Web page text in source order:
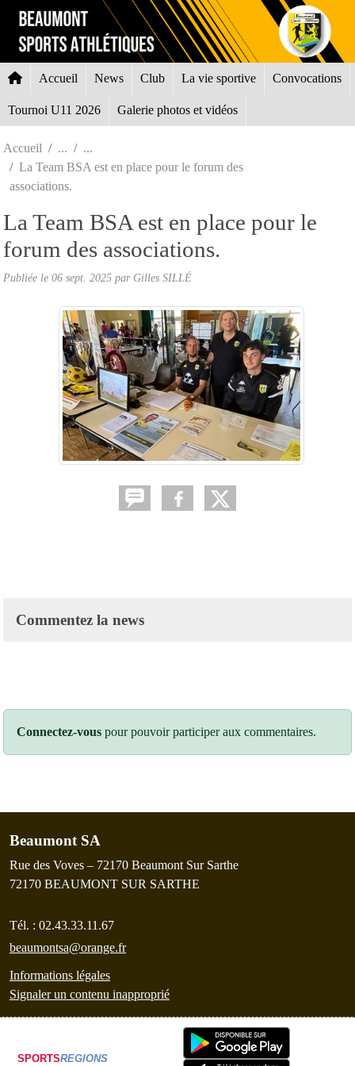
Accueil News Club La vie sportive Convocations
Tournoi U11 2026 Galerie photos et vidéos
Accueil
La Team BSA est en place pour le forum des
associations.
La Team BSA est en place pour le
forum des associations.
Publiée le 06 sept. 2025 par Gilles SILLÉ
Commentez la news
Connectez-vous pour pouvoir participer aux commentaires.
Beaumont SA
Rue des Voves – 72170 Beaumont Sur Sarthe
72170 BEAUMONT SUR SARTHE
Tél. : 02.43.33.11.67
beaumontsa@orange.fr
Informations légales
Signaler un contenu inapproprié
SPORTSREGIONS
Panneau de gestion des cookies